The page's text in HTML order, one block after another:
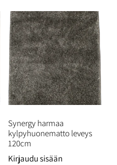
Synergy harmaa
kylpyhuonematto leveys
120cm
Kirjaudu sisään